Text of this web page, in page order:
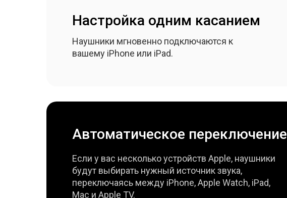
Настройка одним касанием
Наушники мгновенно подключаются к
вашему iPhone или iPad.
Автоматическое переключение
Если у вас несколько устройств Apple, наушники
будут выбирать нужный источник звука,
переключаясь между iPhone, Apple Watch, iPad,
Mac и Apple TV.